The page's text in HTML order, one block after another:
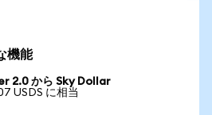
機能
2.0 から Sky Dollar
USDS に相当